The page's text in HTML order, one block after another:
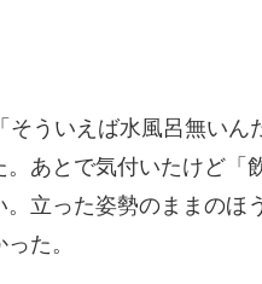
ういえば水風呂無い
あとで気付いたけど「
立った姿勢のままの
た。